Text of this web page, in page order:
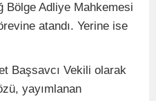
Bölge Adliye Mahkemesi
atandı. Yerine ise
Başsavcı Vekili olarak
yayımlanan